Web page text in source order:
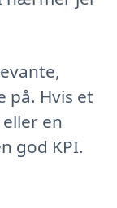
på. Hvis et
en
god KPI.